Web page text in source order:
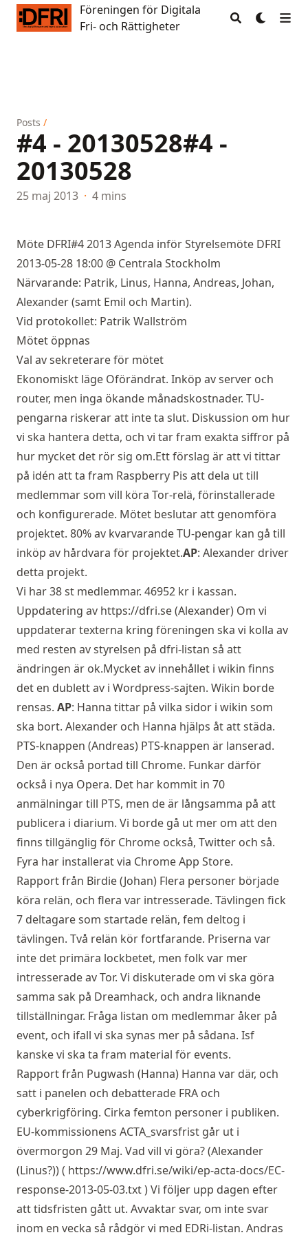
Föreningen för Digitala Fri- och Rättigheter
Föreningen för Digitala
Fri- och Rättigheter
Posts /
#4 - 20130528#4 -
20130528
25 maj 2013 · 4 mins
Möte DFRI#4 2013 Agenda inför Styrelsemöte DFRI
2013-05-28 18:00 @ Centrala Stockholm
Närvarande: Patrik, Linus, Hanna, Andreas, Johan,
Alexander (samt Emil och Martin).
Vid protokollet: Patrik Wallström
Mötet öppnas
Val av sekreterare för mötet
Ekonomiskt läge Oförändrat. Inköp av server och
router, men inga ökande månadskostnader. TU-
pengarna riskerar att inte ta slut. Diskussion om hur
vi ska hantera detta, och vi tar fram exakta siffror på
hur mycket det rör sig om.Ett förslag är att vi tittar
på idén att ta fram Raspberry Pis att dela ut till
medlemmar som vill köra Tor-relä, förinstallerade
och konfigurerade. Mötet beslutar att genomföra
projektet. 80% av kvarvarande TU-pengar kan gå till
inköp av hårdvara för projektet.AP: Alexander driver
detta projekt.
Vi har 38 st medlemmar. 46952 kr i kassan.
Uppdatering av https://dfri.se(Alexander) Om vi
uppdaterar texterna kring föreningen ska vi kolla av
med resten av styrelsen på dfri-listan så att
ändringen är ok.Mycket av innehållet i wikin finns
det en dublett av i Wordpress-sajten. Wikin borde
rensas. AP: Hanna tittar på vilka sidor i wikin som
ska bort. Alexander och Hanna hjälps åt att städa.
PTS-knappen (Andreas) PTS-knappen är lanserad.
Den är också portad till Chrome. Funkar därför
också i nya Opera. Det har kommit in 70
anmälningar till PTS, men de är långsamma på att
publicera i diarium. Vi borde gå ut mer om att den
finns tillgänglig för Chrome också, Twitter och så.
Fyra har installerat via Chrome App Store.
Rapport från Birdie (Johan) Flera personer började
köra relän, och flera var intresserade. Tävlingen fick
7 deltagare som startade relän, fem deltog i
tävlingen. Två relän kör fortfarande. Priserna var
inte det primära lockbetet, men folk var mer
intresserade av Tor. Vi diskuterade om vi ska göra
samma sak på Dreamhack, och andra liknande
tillställningar. Fråga listan om medlemmar åker på
event, och ifall vi ska synas mer på sådana. Isf
kanske vi ska ta fram material för events.
Rapport från Pugwash (Hanna) Hanna var där, och
satt i panelen och debatterade FRA och
cyberkrigföring. Cirka femton personer i publiken.
EU-kommissionens ACTA_svarsfrist går ut i
övermorgon 29 Maj. Vad vill vi göra? (Alexander
(Linus?)) ( https://www.dfri.se/wiki/ep-acta-docs/EC-
response-2013-05-03.txt) Vi följer upp dagen efter
att tidsfristen gått ut. Avvaktar svar, om inte svar
inom en vecka så rådgör vi med EDRi-listan. Andras